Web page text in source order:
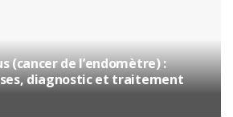
(cancer de l’endomètre) :
diagnostic et traitement